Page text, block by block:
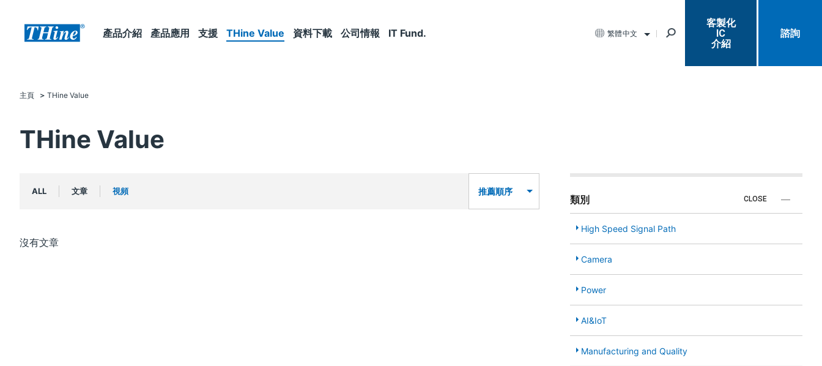
產品介紹 產品應用 支援 THine Value 資料下載 公司情報 IT Fund. 繁體中文
客製化
IC
介紹
諮詢
主頁 THine Value
THine Value
ALL 文章 視頻 推薦順序
沒有文章
類別 CLOSE
High Speed Signal Path
Camera
Power
AI&IoT
Manufacturing and Quality